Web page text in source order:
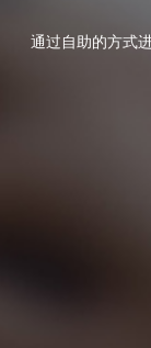
通过自助的方式